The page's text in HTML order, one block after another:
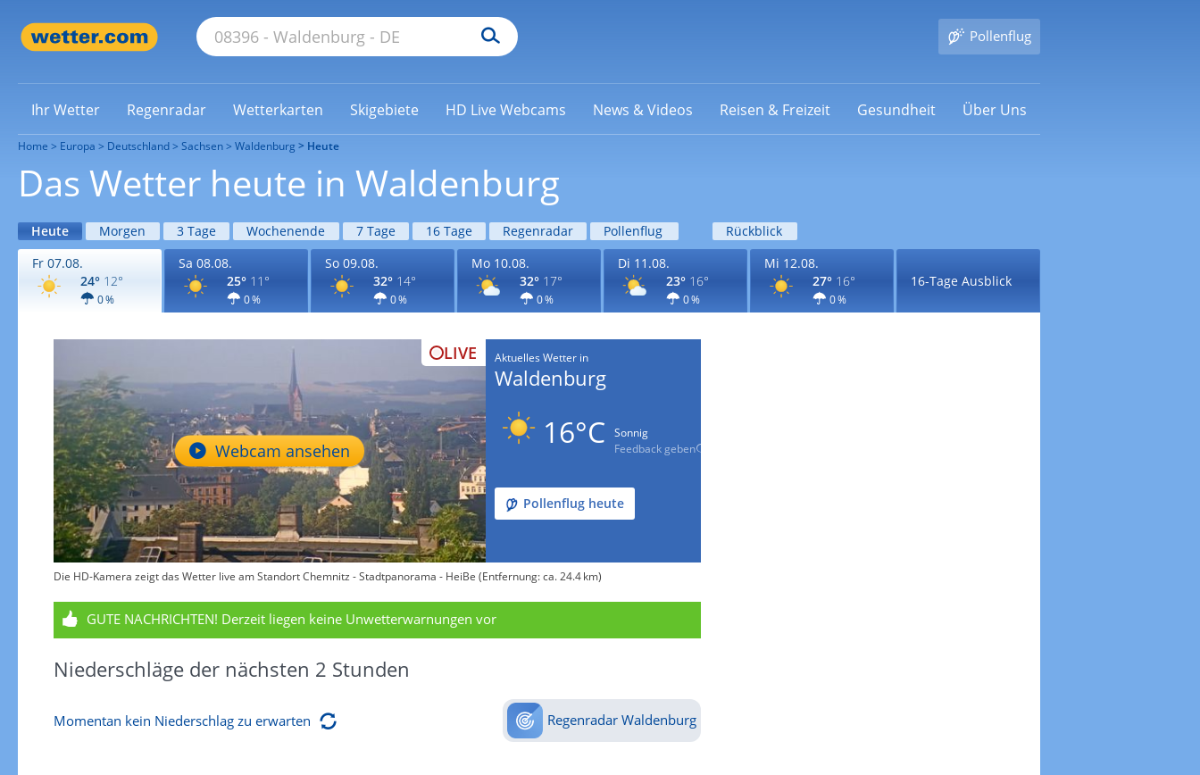
Pollenflug
Ihr Wetter Regenradar Wetterkarten Skigebiete HD Live Webcams News & Videos Reisen & Freizeit Gesundheit Über Uns
Home Europa Deutschland Sachsen Waldenburg Heute
Das Wetter heute in Waldenburg
Heute Morgen 3 Tage Wochenende 7 Tage 16 Tage Regenradar Pollenflug
Rückblick
Fr 07.08.
24° 12°
0 %
Sa 08.08.
25° 11°
0 %
So 09.08.
32° 14°
0 %
Mo 10.08.
32° 17°
0 %
Di 11.08.
23° 16°
0 %
Mi 12.08.
27° 16°
0 %
16-Tage Ausblick
LIVE
Webcam ansehen
Aktuelles Wetter in
Waldenburg
16°C
Sonnig
Feedback geben
Pollenflug heute
Die HD-Kamera zeigt das Wetter live am Standort Chemnitz - Stadtpanorama - HeiBe (Entfernung: ca. 24.4 km)
GUTE NACHRICHTEN! Derzeit liegen keine Unwetterwarnungen vor
Niederschläge der nächsten 2 Stunden
Momentan kein Niederschlag zu erwarten Regenradar Waldenburg